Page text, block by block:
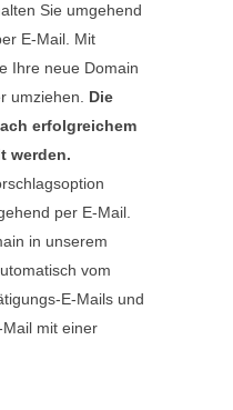
Sie umgehend
E-Mail. Mit
Ihre neue Domain
umziehen. Die
erfolgreichem
werden.
per E-Mail.
in unserem
vom
E-Mails und
mit einer